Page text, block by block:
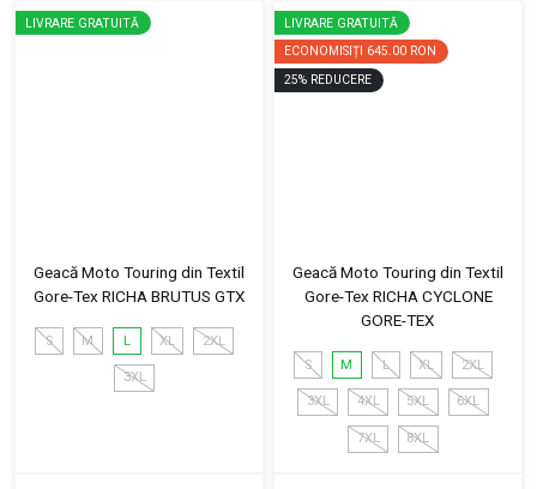
LIVRARE GRATUITĂ
Geacă Moto Touring din Textil
Gore-Tex RICHA BRUTUS GTX
S M L XL 2XL
3XL
LIVRARE GRATUITĂ
ECONOMISIȚI 645.00 RON
25% REDUCERE
Geacă Moto Touring din Textil
Gore-Tex RICHA CYCLONE
GORE-TEX
S M L XL 2XL
3XL 4XL 5XL 6XL
7XL 8XL